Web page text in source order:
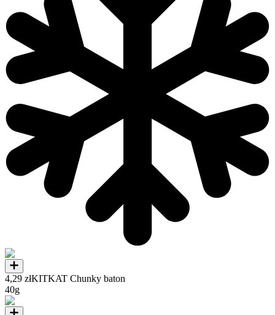
4,29 złKITKAT Chunky baton
40g